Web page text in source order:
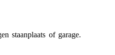
staanplaats of garage.